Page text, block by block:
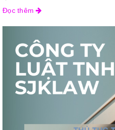
Đọc thêm